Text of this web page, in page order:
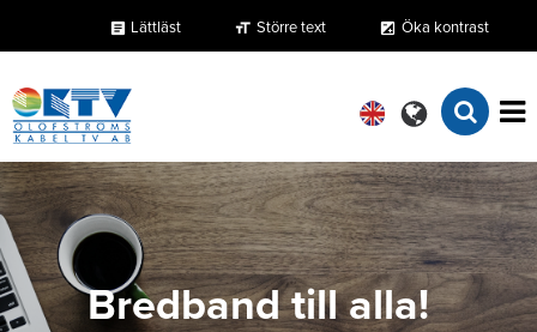
article Lättläst format_size Större text exposure Öka kontrast
Bredband till alla!